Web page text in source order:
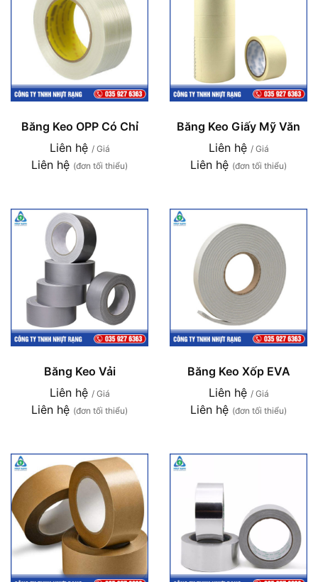
Băng Keo OPP Có Chỉ
Liên hệ / Giá
Liên hệ (đơn tối thiểu)
Băng Keo Giấy Mỹ Văn
Liên hệ / Giá
Liên hệ (đơn tối thiểu)
Băng Keo Vải
Liên hệ / Giá
Liên hệ (đơn tối thiểu)
Băng Keo Xốp EVA
Liên hệ / Giá
Liên hệ (đơn tối thiểu)